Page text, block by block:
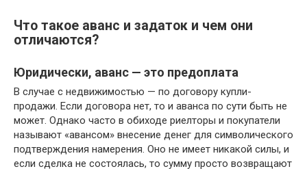
Что такое аванс и задаток и чем они
отличаются?
Юридически, аванс — это предоплата
В случае с недвижимостью — по договору купли-
продажи. Если договора нет, то и аванса по сути быть не
может. Однако часто в обиходе риелторы и покупатели
называют «авансом» внесение денег для символического
подтверждения намерения. Оно не имеет никакой силы, и
если сделка не состоялась, то сумму просто возвращают